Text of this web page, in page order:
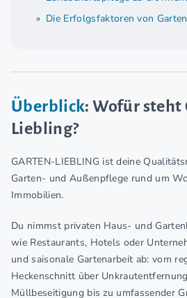
Die Erfolgsfaktoren von
Überblick: Wofür steht
Liebling?
GARTEN-LIEBLING ist deine
Garten- und Außenpflege rund um
Immobilien.
Du nimmst privaten Haus- und
wie Restaurants, Hotels oder
und saisonale Gartenarbeit ab: vom
Heckenschnitt über
Müllbeseitigung bis zu umfassender